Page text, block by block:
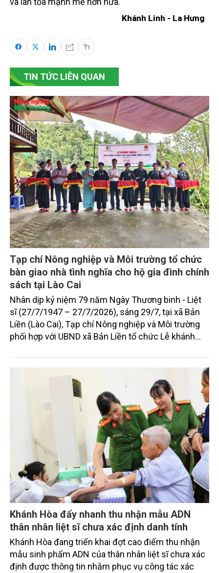
Khánh Linh - La Hưng
TIN TỨC LIÊN QUAN
Tạp chí Nông nghiệp và Môi trường tổ chức
bàn giao nhà tình nghĩa cho hộ gia đình chính
sách tại Lào Cai
Nhân dịp kỷ niệm 79 năm Ngày Thương binh - Liệt
sĩ (27/7/1947 – 27/7/2026), sáng 29/7, tại xã Bản
Liền (Lào Cai), Tạp chí Nông nghiệp và Môi trường
phối hợp với UBND xã Bản Liền tổ chức Lễ khánh
chính sách ông Lâm A Ịnh, sinh năm 1975, dân tộc
Tày, là thân nhân người có công với cách mạng, trú
tại thôn Đội 2, xã Bản Liền, với sự đồng hành tài trợ
của Công ty Cổ phần Him Lam.
Khánh Hòa đẩy nhanh thu nhận mẫu ADN
thân nhân liệt sĩ chưa xác định danh tính
Khánh Hòa đang triển khai đợt cao điểm thu nhận
mẫu sinh phẩm ADN của thân nhân liệt sĩ chưa xác
định được thông tin nhằm phục vụ công tác xác